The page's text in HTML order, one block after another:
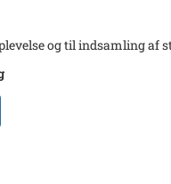
og til indsamling af